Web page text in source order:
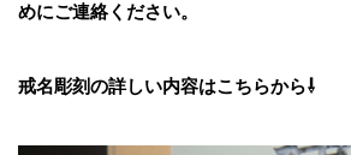
めにご連絡ください。
戒名彫刻の詳しい内容はこちらから⇩